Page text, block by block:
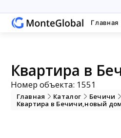
Главная
Квартира в
Номер объекта: 1551
Главная Каталог Бечичи
Квартира в Бечичи,новый